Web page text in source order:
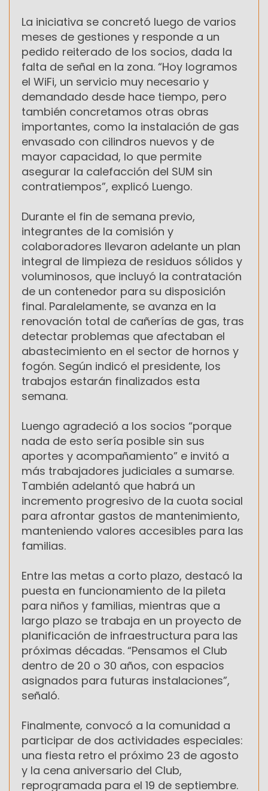
La iniciativa se concretó luego de varios
meses de gestiones y responde a un
pedido reiterado de los socios, dada la
falta de señal en la zona. “Hoy logramos
el WiFi, un servicio muy necesario y
demandado desde hace tiempo, pero
también concretamos otras obras
importantes, como la instalación de gas
envasado con cilindros nuevos y de
mayor capacidad, lo que permite
asegurar la calefacción del SUM sin
contratiempos”, explicó Luengo.
Durante el fin de semana previo,
integrantes de la comisión y
colaboradores llevaron adelante un plan
integral de limpieza de residuos sólidos y
voluminosos, que incluyó la contratación
de un contenedor para su disposición
final. Paralelamente, se avanza en la
renovación total de cañerías de gas, tras
detectar problemas que afectaban el
abastecimiento en el sector de hornos y
fogón. Según indicó el presidente, los
trabajos estarán finalizados esta
semana.
Luengo agradeció a los socios “porque
nada de esto sería posible sin sus
aportes y acompañamiento” e invitó a
más trabajadores judiciales a sumarse.
También adelantó que habrá un
incremento progresivo de la cuota social
para afrontar gastos de mantenimiento,
manteniendo valores accesibles para las
familias.
Entre las metas a corto plazo, destacó la
puesta en funcionamiento de la pileta
para niños y familias, mientras que a
largo plazo se trabaja en un proyecto de
planificación de infraestructura para las
próximas décadas. “Pensamos el Club
dentro de 20 o 30 años, con espacios
asignados para futuras instalaciones”,
señaló.
Finalmente, convocó a la comunidad a
participar de dos actividades especiales:
una fiesta retro el próximo 23 de agosto
y la cena aniversario del Club,
reprogramada para el 19 de septiembre.